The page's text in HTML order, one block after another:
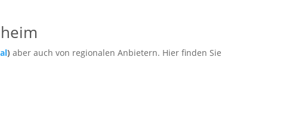
) aber auch von regionalen Anbietern. Hier finden Sie